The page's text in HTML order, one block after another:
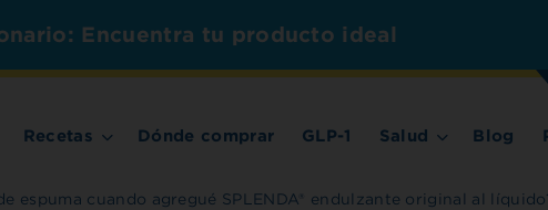
Encuentra tu producto ideal
Recetas Dónde comprar GLP-1 Salud Blog
espuma cuando agregué SPLENDA® endulzante original al